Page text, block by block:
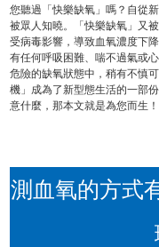
您聽過「快樂缺氧」嗎？自從
被眾人知曉。「快樂缺氧」又
受病毒影響，導致血氧濃度下
有任何呼吸困難、喘不過氣或
危險的缺氧狀態中，稍有不慎
機」成為了新型態生活的一部
意什麼，那本文就是為您而生！
測血氧的方式